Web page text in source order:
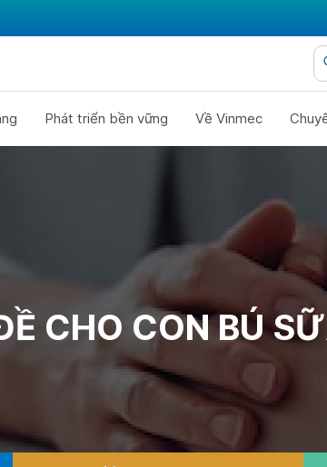
Phát triển bền vững Về Vinmec
CHO CON BÚ